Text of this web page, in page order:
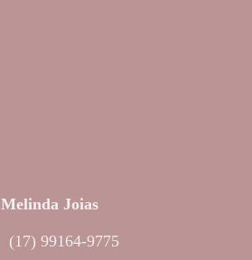
Melinda Joias
(17) 99164-9775